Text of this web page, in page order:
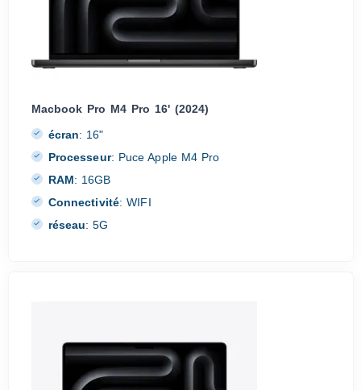
Macbook Pro M4 Pro 16' (2024)
écran: 16"
Processeur: Puce Apple M4 Pro
RAM: 16GB
Connectivité: WIFI
réseau: 5G